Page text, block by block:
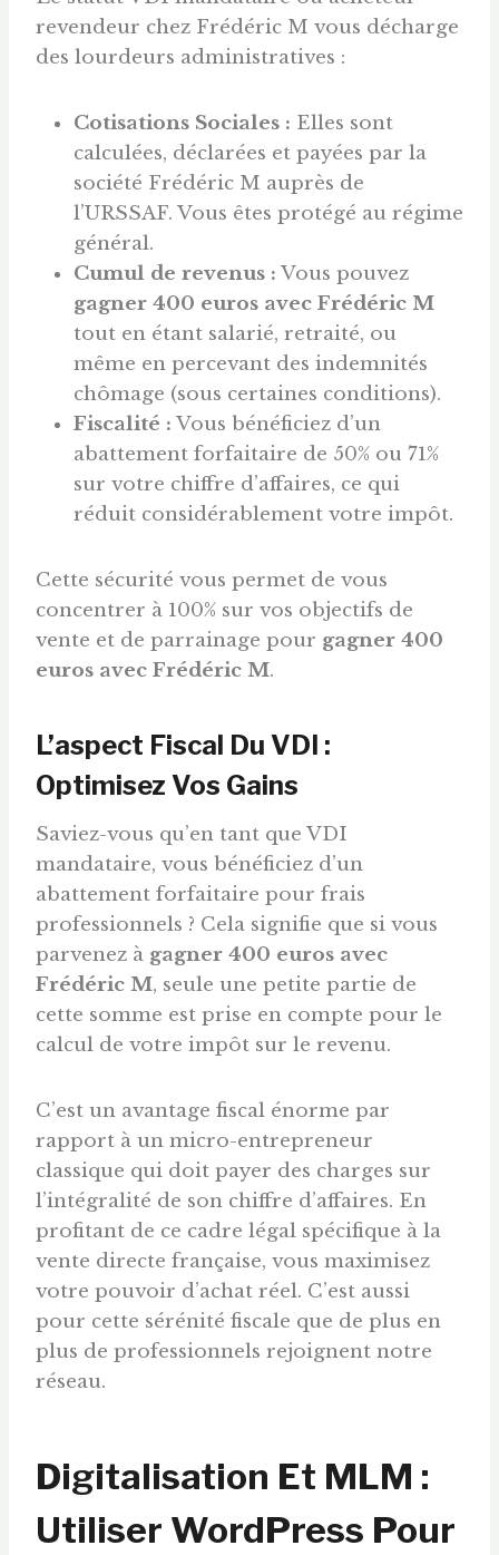
revendeur chez Frédéric M vous décharge
des lourdeurs administratives :
Cotisations Sociales : Elles sont
calculées, déclarées et payées par la
société Frédéric M auprès de
l’URSSAF. Vous êtes protégé au régime
général.
Cumul de revenus : Vous pouvez
gagner 400 euros avec Frédéric M
tout en étant salarié, retraité, ou
même en percevant des indemnités
chômage (sous certaines conditions).
Fiscalité : Vous bénéficiez d’un
abattement forfaitaire de 50% ou 71%
sur votre chiffre d’affaires, ce qui
réduit considérablement votre impôt.
Cette sécurité vous permet de vous
concentrer à 100% sur vos objectifs de
vente et de parrainage pour gagner 400
euros avec Frédéric M.
L’aspect Fiscal Du VDI :
Optimisez Vos Gains
Saviez-vous qu’en tant que VDI
mandataire, vous bénéficiez d’un
abattement forfaitaire pour frais
professionnels ? Cela signifie que si vous
parvenez à gagner 400 euros avec
Frédéric M, seule une petite partie de
cette somme est prise en compte pour le
calcul de votre impôt sur le revenu.
C’est un avantage fiscal énorme par
rapport à un micro-entrepreneur
classique qui doit payer des charges sur
l’intégralité de son chiffre d’affaires. En
profitant de ce cadre légal spécifique à la
vente directe française, vous maximisez
votre pouvoir d’achat réel. C’est aussi
pour cette sérénité fiscale que de plus en
plus de professionnels rejoignent notre
réseau.
Digitalisation Et MLM :
Utiliser WordPress Pour